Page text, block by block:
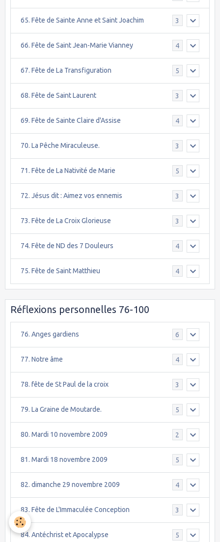
65. Fête de Sainte Anne et Saint Joachim 3
66. Fête de Saint Jean-Marie Vianney 4
67. Fête de La Transfiguration 5
68. Fête de Saint Laurent 3
69. Fête de Sainte Claire d'Assise 4
70. La Pêche Miraculeuse. 3
71. Fête de La Nativité de Marie 5
72. Jésus dit : Aimez vos ennemis 3
73. Fête de La Croix Glorieuse 3
74. Fête de ND des 7 Douleurs 4
75. Fête de Saint Matthieu 4
Réflexions personnelles 76-100
76. Anges gardiens 6
77. Notre âme 4
78. fête de St Paul de la croix 3
79. La Graine de Moutarde. 5
80. Mardi 10 novembre 2009 2
81. Mardi 18 novembre 2009 5
82. dimanche 29 novembre 2009 4
83. Fête de L'Immaculée Conception 3
84. Antéchrist et Apocalypse 5